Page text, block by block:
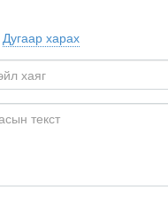
Дугаар харах